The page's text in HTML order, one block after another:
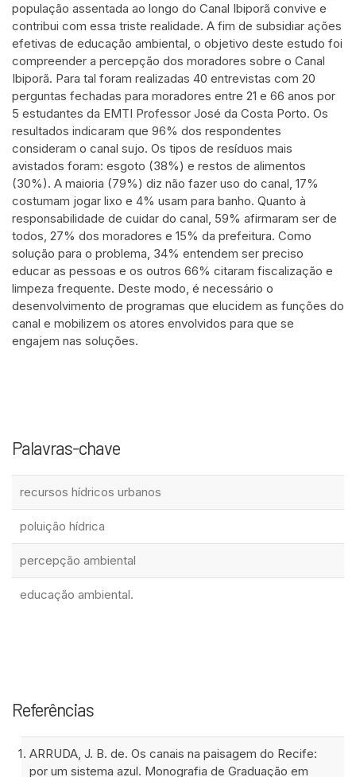
See how this article has been
cited atscite.ai
Scite shows how a scientific paper
has been cited by providing the
context of the citation, a
classification describing whether it
supports, mentions, or contrasts
the cited claim, and a label
indicating in which section the
citation was made.
população assentada ao longo do Canal Ibiporã convive e
contribui com essa triste realidade. A fim de subsidiar ações
efetivas de educação ambiental, o objetivo deste estudo foi
compreender a percepção dos moradores sobre o Canal
Ibiporã. Para tal foram realizadas 40 entrevistas com 20
perguntas fechadas para moradores entre 21 e 66 anos por
5 estudantes da EMTI Professor José da Costa Porto. Os
resultados indicaram que 96% dos respondentes
consideram o canal sujo. Os tipos de resíduos mais
avistados foram: esgoto (38%) e restos de alimentos
(30%). A maioria (79%) diz não fazer uso do canal, 17%
costumam jogar lixo e 4% usam para banho. Quanto à
responsabilidade de cuidar do canal, 59% afirmaram ser de
todos, 27% dos moradores e 15% da prefeitura. Como
solução para o problema, 34% entendem ser preciso
educar as pessoas e os outros 66% citaram fiscalização e
limpeza frequente. Deste modo, é necessário o
desenvolvimento de programas que elucidem as funções do
canal e mobilizem os atores envolvidos para que se
engajem nas soluções.
Palavras-chave
recursos hídricos urbanos
poluição hídrica
percepção ambiental
educação ambiental.
Referências
ARRUDA, J. B. de. Os canais na paisagem do Recife:
por um sistema azul. Monografia de Graduação em